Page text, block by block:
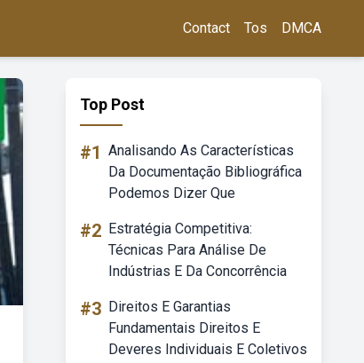
Contact Tos DMCA
Top Post
#1 Analisando As Características
Da Documentação Bibliográfica
Podemos Dizer Que
#2 Estratégia Competitiva:
Técnicas Para Análise De
Indústrias E Da Concorrência
#3 Direitos E Garantias
Fundamentais Direitos E
Deveres Individuais E Coletivos